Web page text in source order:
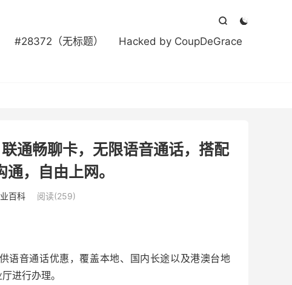


#28372（无标题）
Hacked by CoupDeGrace
通畅聊卡，无限语音通话，搭配
，自由上网。
百科 阅读(259)
语音通话优惠，覆盖本地、国内长途以及港澳台地
进行办理。